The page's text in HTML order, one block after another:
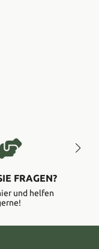
FRAGEN?
und helfen